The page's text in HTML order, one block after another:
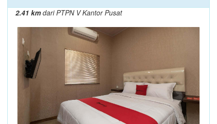
2.41 kmdari PTPN V Kantor Pusat